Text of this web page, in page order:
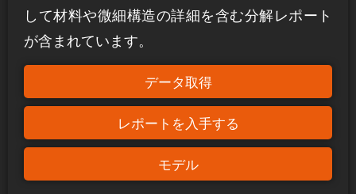
して材料や微細構造の詳細を含む分解レポート
が含まれています。
データ取得
レポートを入手する
モデル